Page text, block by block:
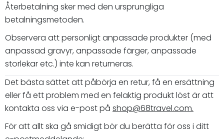
Återbetalning sker med den ursprungliga
betalningsmetoden.
Observera att personligt anpassade produkter (med
anpassad gravyr, anpassade färger, anpassade
storlekar etc.) inte kan returneras.
Det bästa sättet att påbörja en retur, få en ersättning
eller få ett problem med en felaktig produkt löst är att
kontakta oss via e-post på shop@68travel.com.
För att allt ska gå smidigt bör du berätta för oss i ditt